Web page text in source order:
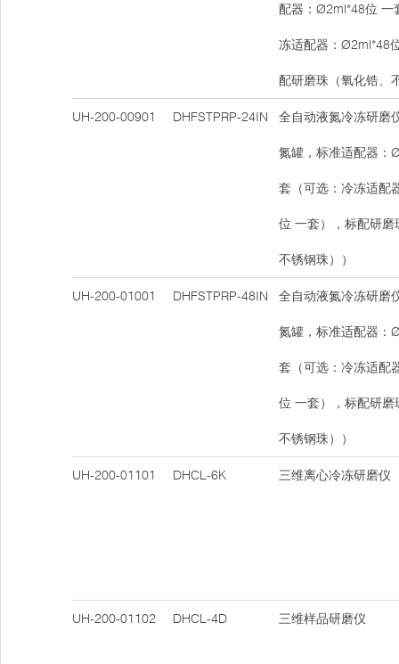
配器：Ø2ml*48位 一
冻适配器：Ø2ml*48
配研磨珠（氧化锆、
UH-200-00901 DHFSTPRP-24IN 全自动液氮冷冻研磨
氮罐，标准适配器：
套（可选：冷冻适配
位 一套），标配研磨
不锈钢珠））
UH-200-01001 DHFSTPRP-48IN 全自动液氮冷冻研磨
氮罐，标准适配器：
套（可选：冷冻适配
位 一套），标配研磨
不锈钢珠））
UH-200-01101 DHCL-6K 三维离心冷冻研磨仪
UH-200-01102 DHCL-4D 三维样品研磨仪